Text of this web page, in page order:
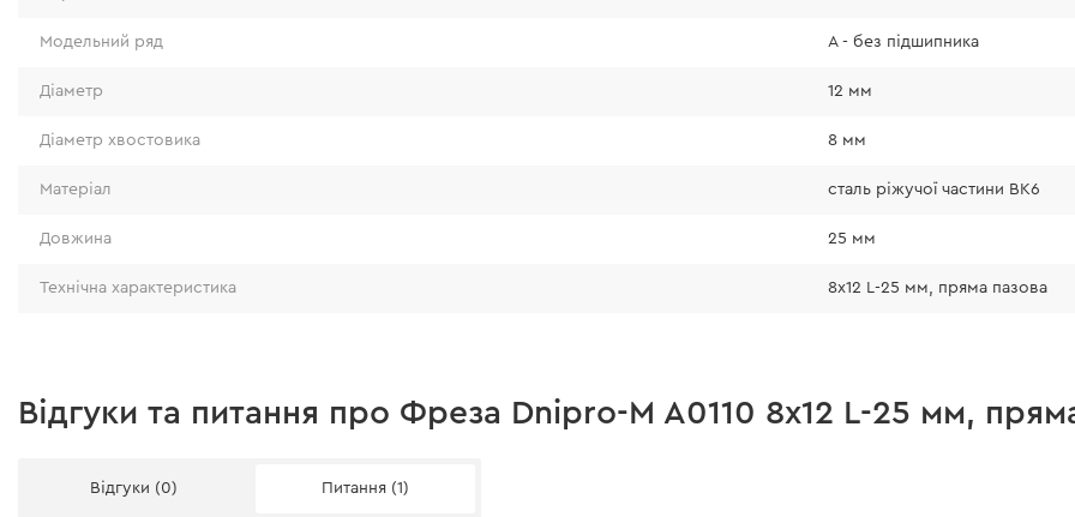
Модельний ряд А - без підшипника
Діаметр 12 мм
Діаметр хвостовика 8 мм
Матеріал сталь ріжучої частини ВК6
Довжина 25 мм
Технічна характеристика 8х12 L-25 мм, пряма пазова
Відгуки та питання про Фреза Dnipro-M A0110 8х12 L-25 мм,
Відгуки (0) Питання (1)